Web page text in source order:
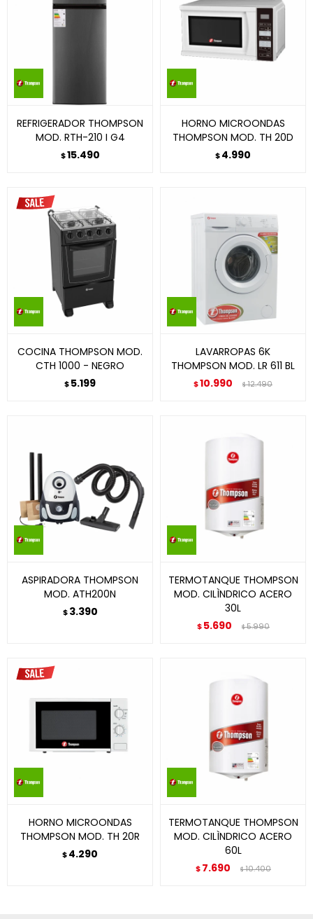
REFRIGERADOR THOMPSON
MOD. RTH-210 I G4
$15.490
HORNO MICROONDAS
THOMPSON MOD. TH 20D
$4.990
COCINA THOMPSON MOD.
CTH 1000 - NEGRO
$5.199
LAVARROPAS 6K
THOMPSON MOD. LR 611 BL
$10.990 $12.490
ASPIRADORA THOMPSON
MOD. ATH200N
$ 3.390
TERMOTANQUE THOMPSON
MOD. CILÌNDRICO ACERO
30L
$ 5.690 $5.990
HORNO MICROONDAS
THOMPSON MOD. TH 20R
$4.290
TERMOTANQUE THOMPSON
MOD. CILÌNDRICO ACERO
60L
$ 7.690 $10.400